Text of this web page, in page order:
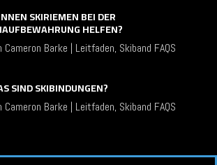
SKIRIEMEN BEI DER
HELFEN?
Cameron Barke | Leitfaden, Skiband FAQS
SIND SKIBINDUNGEN?
Cameron Barke | Leitfaden, Skiband FAQS